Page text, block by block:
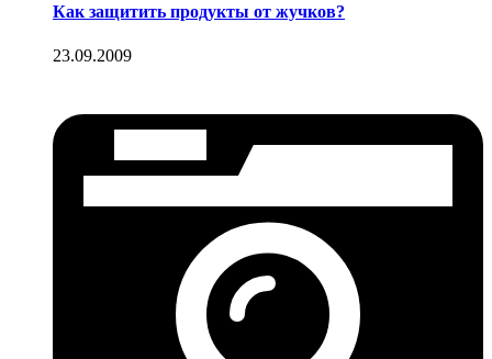
Как защитить продукты от жучков?
23.09.2009